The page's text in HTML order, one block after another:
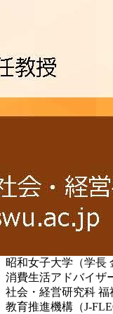
昭和女子大学（学長
消費生活アドバイザ
社会・経営研究科
教育推進機構（J-